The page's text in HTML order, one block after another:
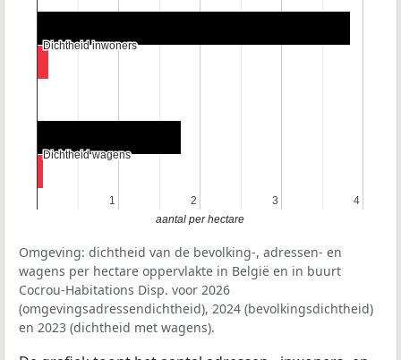
1
1 2
2 3
3 4
4
Dichtheid inwoners
Dichtheid inwoners
Dichtheid wagens
Dichtheid wagens
aantal per hectare
Omgeving: dichtheid van de bevolking-, adressen- en
wagens per hectare oppervlakte in België en in buurt
Cocrou-Habitations Disp. voor 2026
(omgevingsadressendichtheid), 2024 (bevolkingsdichtheid)
en 2023 (dichtheid met wagens).